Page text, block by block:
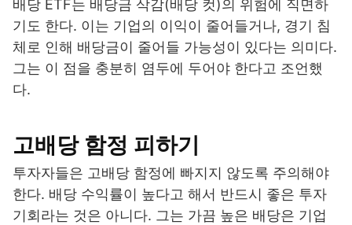
배당 ETF는 배당금 삭감(배당 컷)의 위험에 직면하
기도 한다. 이는 기업의 이익이 줄어들거나, 경기 침
체로 인해 배당금이 줄어들 가능성이 있다는 의미다.
그는 이 점을 충분히 염두에 두어야 한다고 조언했
다.
고배당 함정 피하기
투자자들은 고배당 함정에 빠지지 않도록 주의해야
한다. 배당 수익률이 높다고 해서 반드시 좋은 투자
기회라는 것은 아니다. 그는 가끔 높은 배당은 기업